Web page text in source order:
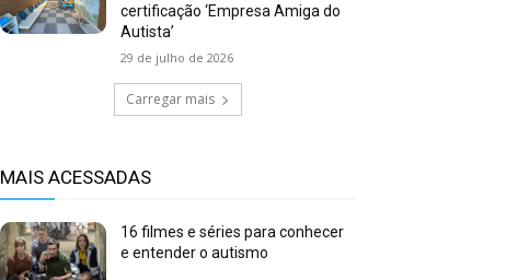
certificação ‘Empresa Amiga do
Autista’
29 de julho de 2026
Carregar mais
MAIS ACESSADAS
16 filmes e séries para conhecer
e entender o autismo